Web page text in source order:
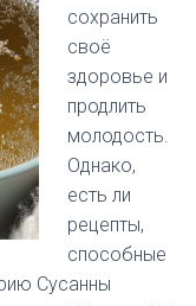
сохранить
своё
здоровье и
продлить
молодость.
Однако,
есть ли
рецепты,
способные
Сусанны